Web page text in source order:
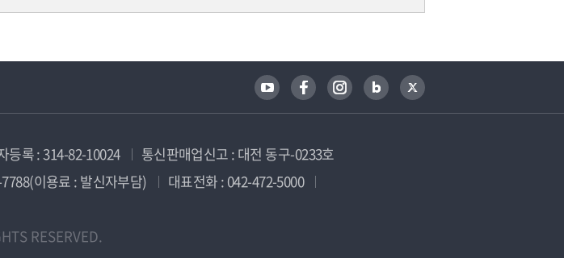
등록 : 314-82-10024
통신판매업신고 : 대전 동구-0233호
이용료 : 발신자부담)
대표전화 : 042-472-5000
RESERVED.